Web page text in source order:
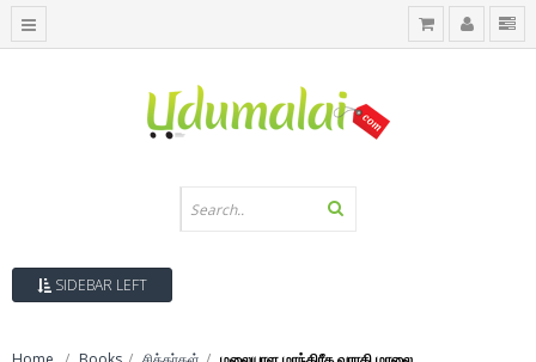
SIDEBAR LEFT